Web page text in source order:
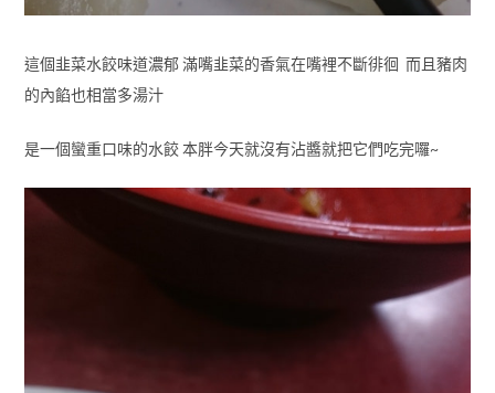
這個韭菜水餃味道濃郁 滿嘴韭菜的香氣在嘴裡不斷徘徊 而且豬肉
的內餡也相當多湯汁
是一個蠻重口味的水餃 本胖今天就沒有沾醬就把它們吃完囉~